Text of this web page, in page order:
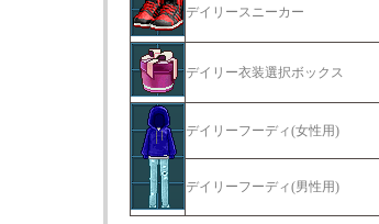
デイリースニーカー
デイリー衣装選択ボックス
デイリーフーディ(女性用)
デイリーフーディ(男性用)